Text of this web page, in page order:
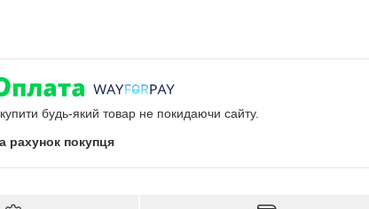
будь-який товар не покидаючи сайту.
рахунок покупця